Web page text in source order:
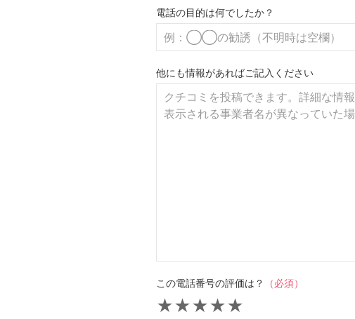
電話の目的は何でしたか？
他にも情報があればご記入ください
この電話番号の評価は？ （必須）
★
★
★
★
★